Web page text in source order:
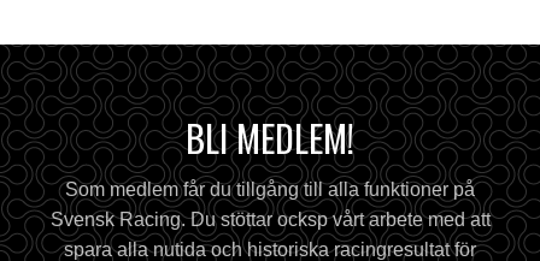
BLI MEDLEM!
Som medlem får du tillgång till alla funktioner på
Svensk Racing. Du stöttar ocksp vårt arbete med att
spara alla nutida och historiska racingresultat för